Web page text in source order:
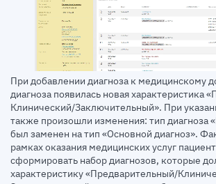
При добавлении диагноза к медицинскому
диагноза появилась новая характеристика
Клинический/Заключительный». При
также произошли изменения: тип диагноза
был заменен на тип «Основной диагноз».
рамках оказания медицинских услуг
сформировать набор диагнозов, которые
характеристику «Предварительный/